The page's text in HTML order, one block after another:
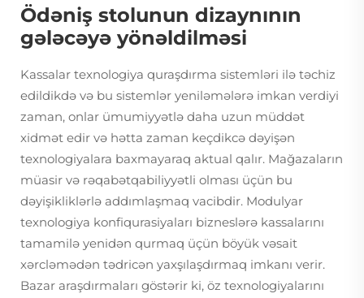
Ödəniş stolunun dizaynının
gələcəyə yönəldilməsi
Kassalar texnologiya quraşdırma sistemləri ilə təchiz
edildikdə və bu sistemlər yeniləmələrə imkan verdiyi
zaman, onlar ümumiyyətlə daha uzun müddət
xidmət edir və hətta zaman keçdikcə dəyişən
texnologiyalara baxmayaraq aktual qalır. Mağazaların
müasir və rəqabətqabiliyyətli olması üçün bu
dəyişikliklərlə addımlaşmaq vacibdir. Modulyar
texnologiya konfiqurasiyaları bizneslərə kassalarını
tamamilə yenidən qurmaq üçün böyük vəsait
xərcləmədən tədricən yaxşılaşdırmaq imkanı verir.
Bazar araşdırmaları göstərir ki, öz texnologiyalarını